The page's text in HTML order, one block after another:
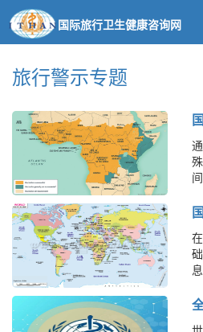
国际旅行卫生健康咨询网
旅行警示专题
息